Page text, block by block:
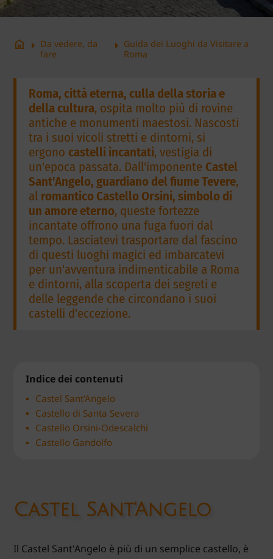
home arrow_right Da vedere, da
fare
arrow_right Guida dei Luoghi da Visitare a
Roma
Roma, città eterna, culla della storia e
della cultura, ospita molto più di rovine
antiche e monumenti maestosi. Nascosti
tra i suoi vicoli stretti e dintorni, si
ergono castelli incantati, vestigia di
un'epoca passata. Dall'imponente Castel
Sant'Angelo, guardiano del fiume Tevere,
al romantico Castello Orsini, simbolo di
un amore eterno, queste fortezze
incantate offrono una fuga fuori dal
tempo. Lasciatevi trasportare dal fascino
di questi luoghi magici ed imbarcatevi
per un'avventura indimenticabile a Roma
e dintorni, alla scoperta dei segreti e
delle leggende che circondano i suoi
castelli d'eccezione.
Indice dei contenuti
Castel Sant'Angelo
Castello di Santa Severa
Castello Orsini-Odescalchi
Castello Gandolfo
Castel Sant'Angelo
Il Castel Sant'Angelo è più di un semplice castello, è